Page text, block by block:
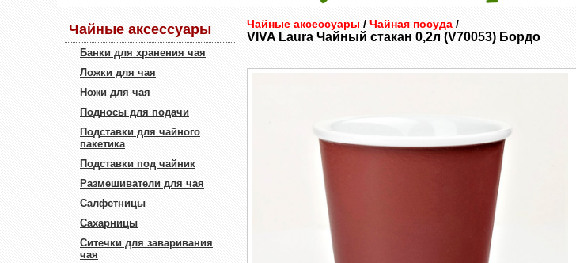
Чайные аксессуары
Банки для хранения чая
Ложки для чая
Ножи для чая
Подносы для подачи
Подставки для чайного
пакетика
Подставки под чайник
Размешиватели для чая
Салфетницы
Сахарницы
Ситечки для заваривания
чая
Чайные аксессуары / Чайная посуда /
VIVA Laura Чайный стакан 0,2л (V70053) Бордо